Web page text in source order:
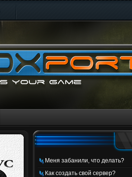
Меня забанили, что делать?
Как создать свой сервер?